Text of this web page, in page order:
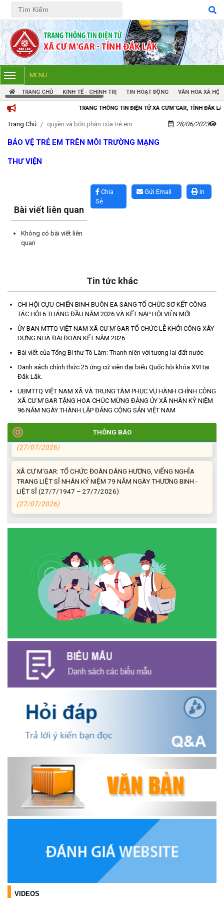
Tiếng Việt Tiếng Anh
MENU
TRANG CHỦ KINH TẾ - CHÍNH TRỊ TIN HOẠT ĐỘNG VĂN HÓA XÃ HỘI
TRANG THÔNG TIN ĐIỆN TỬ XÃ CƯM'GAR, TỈNH ĐẮK LẮK
Trang Chủ quyền và bổn phận của trẻ em 28/06/2023
BẢO VỆ TRẺ EM TRÊN MÔI TRƯỜNG MẠNG
THƯ VIỆN
In
Gửi Email
Chia
Sẻ
Bài viết liên quan
Không có bài viết liên
quan
Tin tức khác
CHI HỘI CỰU CHIẾN BINH BUÔN EA SANG TỔ CHỨC SƠ KẾT CÔNG
TÁC HỘI 6 THÁNG ĐẦU NĂM 2026 VÀ KẾT NẠP HỘI VIÊN MỚI
ỦY BAN MTTQ VIỆT NAM XÃ CƯ M’GAR TỔ CHỨC LỄ KHỞI CÔNG XÂY
DỰNG NHÀ ĐẠI ĐOÀN KẾT NĂM 2026
Bài viết của Tổng Bí thư Tô Lâm: Thanh niên với tương lai đất nước
Danh sách chính thức 25 ứng cử viên đại biểu Quốc hội khóa XVI tại
Đắk Lắk.
UBMTTQ VIỆT NAM XÃ VÀ TRUNG TÂM PHỤC VỤ HÀNH CHÍNH CÔNG
XÃ CƯ M'GAR TẶNG HOA CHÚC MỪNG ĐẢNG ỦY XÃ NHÂN KỶ NIỆM
96 NĂM NGÀY THÀNH LẬP ĐẢNG CỘNG SẢN VIỆT NAM
THÔNG BÁO
TRIỂN KHAI, GIAO NHIỆM VỤ TÌM KIẾM, QUY TẬP VÀ XÁC ĐỊNH
DANH TÍNH HÀI CỐT LIỆT SĨ
(27/07/2026)
HỘI LIÊN HIỆP PHỤ NỮ XÃ THĂM, TẶNG QUÀ CÁC GIA ĐÌNH
CHÍNH SÁCH NHÂN NGÀY THƯƠNG BINH - LIỆT SĨ 27/7
(27/07/2026)
HỘI NGƯỜI CAO TUỔI XÃ CƯ M’GAR: SƠ KẾT CÔNG TÁC HỘI 6
NHẬP
(27/07/2026)
XÃ CƯ M’GAR: TỔ CHỨC ĐOÀN DÂNG HƯƠNG, VIẾNG NGHĨA
TRANG LIỆT SĨ NHÂN KỶ NIỆM 79 NĂM NGÀY THƯƠNG BINH -
LIỆT SĨ (27/7/1947 – 27/7/2026)
(27/07/2026)
ĐỒNG CHÍ PHAN XUÂN LỰC - CHỦ TỊCH UBND XÃ CƯ M’GAR
Phát biểu bế mạc Hội nghị Trung ương 3, khóa XIV của Tổng Bí
thư, Chủ tịch nước Tô Lâm
(26/07/2026)
NGÂN HÀNG CHÍNH SÁCH XÃ HỘI CƯ M’GAR: TỔ CHỨC CHO
(24/07/2026)
OCOP TỈNH KHÁNH HÒA NĂM 2026
(18/07/2026)
Đoàn viên thanh niên và các tầng lớp Nhân dân xã Cư M'gar tích
cực tham gia hưởng ngày hội hiến máu tình nguyện đợt II năm
(17/07/2026)
HƯỞNG ỨNG CUỘC THI TRỰC TUYẾN CỦA HỘI NÔNG DÂN XÃ
CƯ M’GAR – LAN TỎA TRI THỨC, VỮNG BƯỚC CÙNG NÔNG
DÂN VIỆT NAM!
TRIỂN KHAI, GIAO NHIỆM VỤ TÌM KIẾM, QUY TẬP VÀ XÁC ĐỊNH
VIDEOS